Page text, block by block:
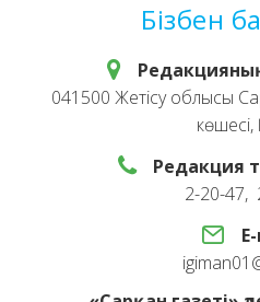
Бізбен
041500 Жетісу облысы
Редакция
2-20-47,